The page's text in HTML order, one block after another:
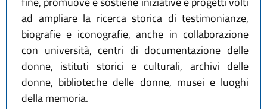
ad ampliare la ricerca storica di testimonianze,
biografie e iconografie, anche in collaborazione
con università, centri di documentazione delle
donne, istituti storici e culturali, archivi delle
donne, biblioteche delle donne, musei e luoghi
della memoria.